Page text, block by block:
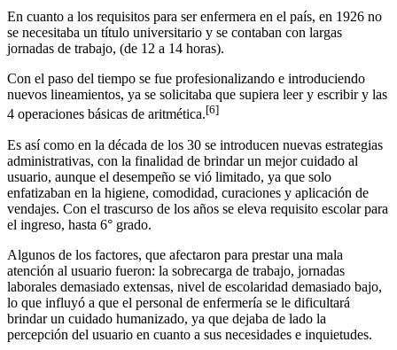
En cuanto a los requisitos para ser enfermera en el país, en 1926 no
se necesitaba un título universitario y se contaban con largas
jornadas de trabajo, (de 12 a 14 horas).
Con el paso del tiempo se fue profesionalizando e introduciendo
nuevos lineamientos, ya se solicitaba que supiera leer y escribir y las
4 operaciones básicas de aritmética.[6]
Es así como en la década de los 30 se introducen nuevas estrategias
administrativas, con la finalidad de brindar un mejor cuidado al
usuario, aunque el desempeño se vió limitado, ya que solo
enfatizaban en la higiene, comodidad, curaciones y aplicación de
vendajes. Con el trascurso de los años se eleva requisito escolar para
el ingreso, hasta 6° grado.
Algunos de los factores, que afectaron para prestar una mala
atención al usuario fueron: la sobrecarga de trabajo, jornadas
laborales demasiado extensas, nivel de escolaridad demasiado bajo,
lo que influyó a que el personal de enfermería se le dificultará
brindar un cuidado humanizado, ya que dejaba de lado la
percepción del usuario en cuanto a sus necesidades e inquietudes.